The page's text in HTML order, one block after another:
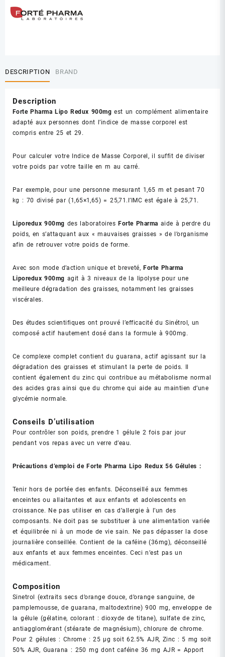
DESCRIPTION BRAND
Description
Forte Pharma Lipo Redux 900mg est un complément alimentaire
adapté aux personnes dont l’indice de masse corporel est
compris entre 25 et 29.
Pour calculer votre Indice de Masse Corporel, il suffit de diviser
votre poids par votre taille en m au carré.
Par exemple, pour une personne mesurant 1,65 m et pesant 70
kg : 70 divisé par (1,65×1,65) = 25,71.l’IMC est égale à 25,71.
Liporedux 900mg des laboratoires Forte Pharma aide à perdre du
poids, en s’attaquant aux « mauvaises graisses » de l’organisme
afin de retrouver votre poids de forme.
Avec son mode d’action unique et breveté, Forte Pharma
Liporedux 900mg agit à 3 niveaux de la lipolyse pour une
meilleure dégradation des graisses, notamment les graisses
viscérales.
Des études scientifiques ont prouvé l’efficacité du Sinétrol, un
composé actif hautement dosé dans la formule à 900mg.
Ce complexe complet contient du guarana, actif agissant sur la
dégradation des graisses et stimulant la perte de poids. Il
contient également du zinc qui contribue au métabolisme normal
des acides gras ainsi que du chrome qui aide au maintien d’une
glycémie normale.
Conseils D’utilisation
Pour contrôler son poids, prendre 1 gélule 2 fois par jour
pendant vos repas avec un verre d’eau.
Précautions d’emploi de Forte Pharma Lipo Redux 56 Gélules :
Tenir hors de portée des enfants. Déconseillé aux femmes
enceintes ou allaitantes et aux enfants et adolescents en
croissance. Ne pas utiliser en cas d’allergie à l’un des
composants. Ne doit pas se substituer à une alimentation variée
et équilibrée ni à un mode de vie sain. Ne pas dépasser la dose
journalière conseillée. Contient de la caféine (36mg), déconseillé
aux enfants et aux femmes enceintes. Ceci n’est pas un
médicament.
Composition
Sinetrol (extraits secs d’orange douce, d’orange sanguine, de
pamplemousse, de guarana, maltodextrine) 900 mg, enveloppe de
la gélule (gélatine, colorant : dioxyde de titane), sulfate de zinc,
antiagglomérant (stéarate de magnésium), chlorure de chrome.
Pour 2 gélules : Chrome : 25 µg soit 62.5% AJR, Zinc : 5 mg soit
50% AJR, Guarana : 250 mg dont caféine 36 mg AJR = Apport